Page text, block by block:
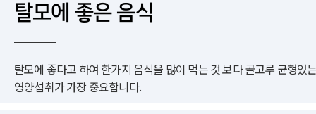
탈모에 좋은 음식
탈모에 좋다고 하여 한가지 음식을 많이 먹는 것 보다 골고루 균형있
영양섭취가 가장 중요합니다.